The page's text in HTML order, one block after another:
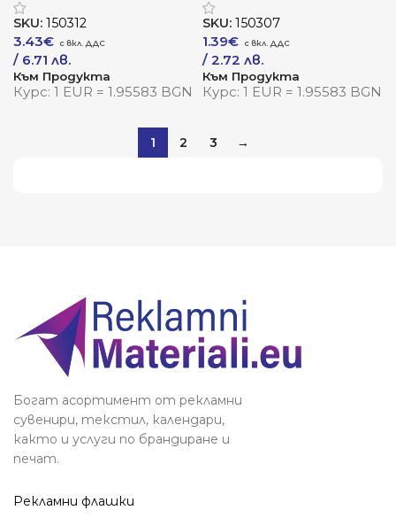
SKU: 150312
3.43€
/ 6.71 лв.
Към Продукта
Курс: 1 EUR = 1.95583 BGN
SKU: 150307
1.39€
/ 2.72 лв.
Към Продукта
Курс: 1 EUR = 1.95583 BGN
1 2 3 →
Богат асортимент от рекламни
сувенири, текстил, календари,
както и услуги по брандиране и
печат.
Рекламни флашки